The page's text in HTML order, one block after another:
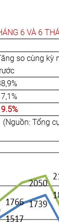
6 VÀ 6
so cùng kỳ
(Nguồn: Tổng